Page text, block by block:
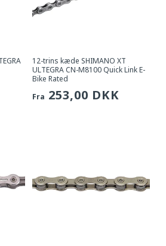
12-trins kæde SHIMANO XT
ULTEGRA CN-M8100 Quick Link E-
Bike Rated
Sædvanlig
Fra 253,00 DKK